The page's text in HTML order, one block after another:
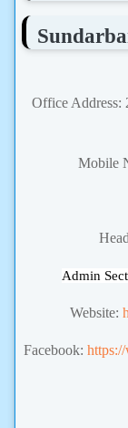
Office Address:
Mobile
Admin
Website:
Facebook: